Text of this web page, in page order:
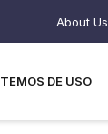
About Us
TEMOS DE USO